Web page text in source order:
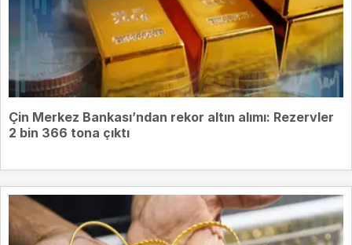
Çin Merkez Bankası’ndan rekor altın alımı: Rezervler
2 bin 366 tona çıktı